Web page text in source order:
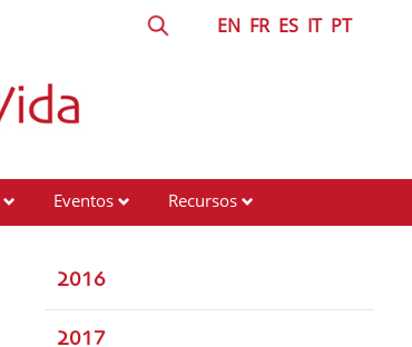
EN FR ES IT PT
Eventos
Recursos
2016
2017